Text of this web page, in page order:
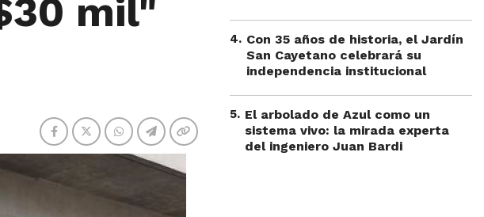
mil"
4. Con 35 años de historia, el Jardín
San Cayetano celebrará su
independencia institucional
5. El arbolado de Azul como un
sistema vivo: la mirada experta
del ingeniero Juan Bardi